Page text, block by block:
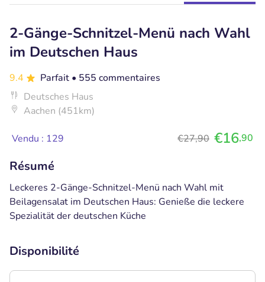
2-Gänge-Schnitzel-Menü nach Wahl
im Deutschen Haus
9.4 Parfait • 555 commentaires
Deutsches Haus
Aachen (451km)
Vendu : 129 €27,90 €16,90
Résumé
Leckeres 2-Gänge-Schnitzel-Menü nach Wahl mit
Beilagensalat im Deutschen Haus: Genieße die leckere
Spezialität der deutschen Küche
Disponibilité